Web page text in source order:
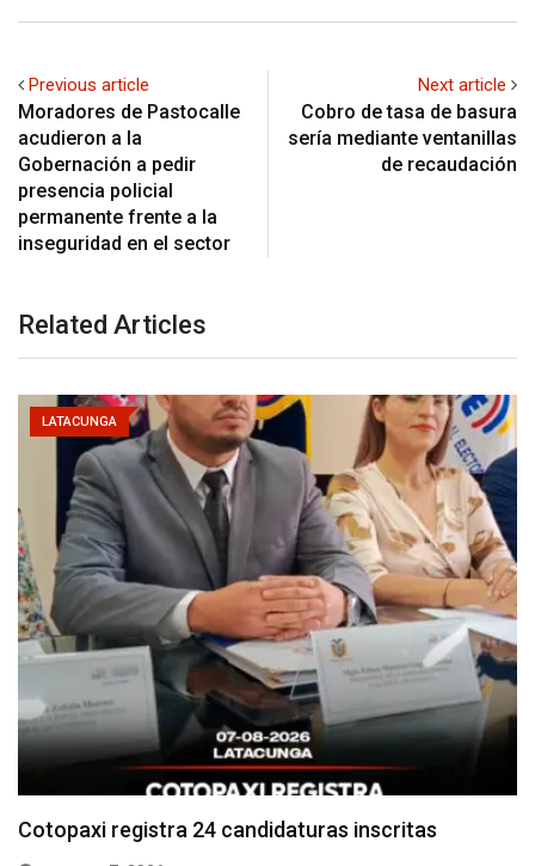
Previous article
Moradores de Pastocalle
acudieron a la
Gobernación a pedir
presencia policial
permanente frente a la
inseguridad en el sector
Next article
Cobro de tasa de basura
sería mediante ventanillas
de recaudación
Related Articles
LATACUNGA
Parque Nacional Cotopaxi espera alta afluencia de